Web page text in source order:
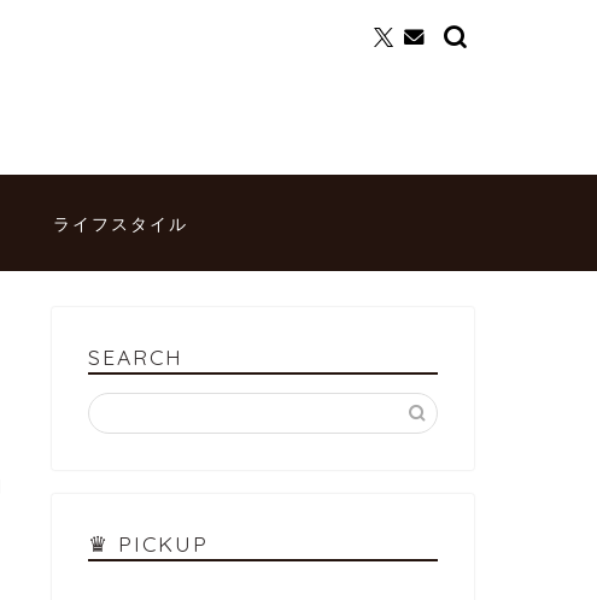
ライフスタイル
SEARCH
♛ PICKUP